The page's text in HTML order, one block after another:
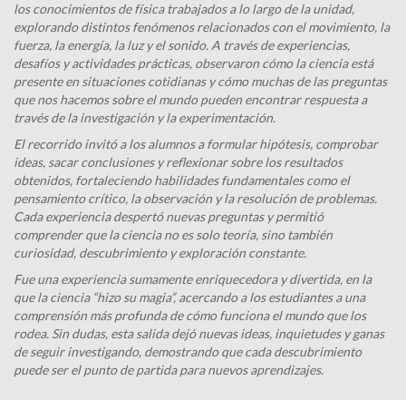
los conocimientos de física trabajados a lo largo de la unidad,
explorando distintos fenómenos relacionados con el movimiento, la
fuerza, la energía, la luz y el sonido. A través de experiencias,
desafíos y actividades prácticas, observaron cómo la ciencia está
presente en situaciones cotidianas y cómo muchas de las preguntas
que nos hacemos sobre el mundo pueden encontrar respuesta a
través de la investigación y la experimentación.
El recorrido invitó a los alumnos a formular hipótesis, comprobar
ideas, sacar conclusiones y reflexionar sobre los resultados
obtenidos, fortaleciendo habilidades fundamentales como el
pensamiento crítico, la observación y la resolución de problemas.
Cada experiencia despertó nuevas preguntas y permitió
comprender que la ciencia no es solo teoría, sino también
curiosidad, descubrimiento y exploración constante.
Fue una experiencia sumamente enriquecedora y divertida, en la
que la ciencia “hizo su magia”, acercando a los estudiantes a una
comprensión más profunda de cómo funciona el mundo que los
rodea. Sin dudas, esta salida dejó nuevas ideas, inquietudes y ganas
de seguir investigando, demostrando que cada descubrimiento
puede ser el punto de partida para nuevos aprendizajes.